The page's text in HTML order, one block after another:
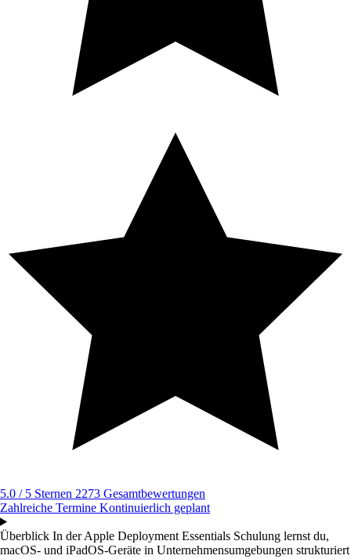
5.0 / 5 Sternen 2273 Gesamtbewertungen
Zahlreiche Termine Kontinuierlich geplant
Überblick In der Apple Deployment Essentials Schulung lernst du,
macOS- und iPadOS-Geräte in Unternehmensumgebungen strukturiert